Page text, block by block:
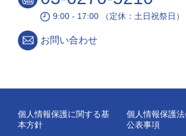
9:00 - 17:00 （定休：土日祝祭日）
お問い合わせ
個人情報保護に関する基
本方針
個人情報保護法
公表事項